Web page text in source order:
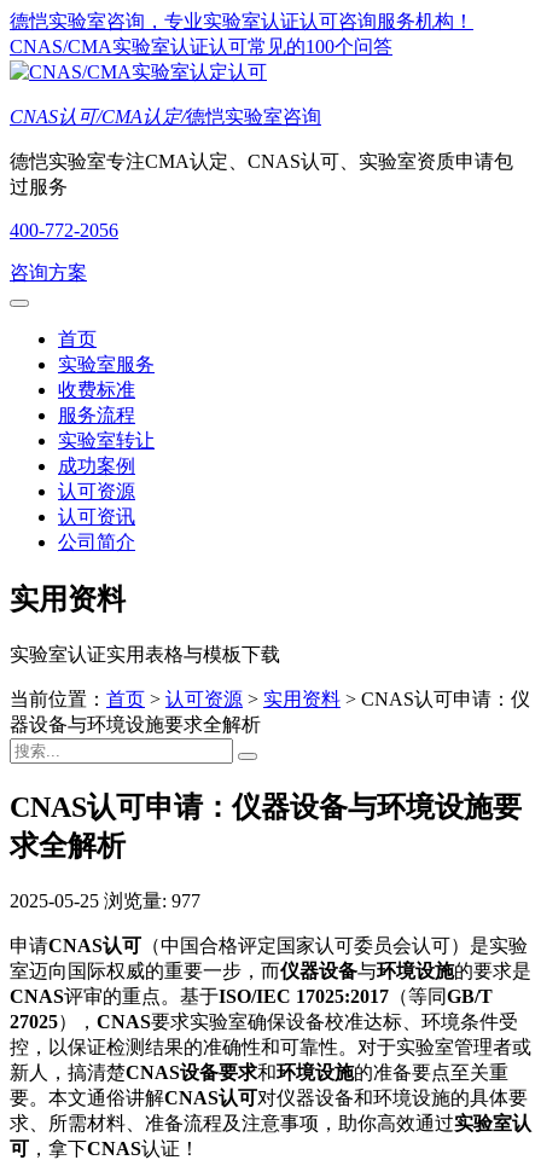
德恺实验室咨询，专业实验室认证认可咨询服务机构！
CNAS/CMA实验室认证认可常见的100个问答
CNAS认可/CMA认定/德恺实验室咨询
德恺实验室专注CMA认定、CNAS认可、实验室资质申请包
过服务
400-772-2056
咨询方案
首页
实验室服务
收费标准
服务流程
实验室转让
成功案例
认可资源
认可资讯
公司简介
实用资料
实验室认证实用表格与模板下载
当前位置： 首页 > 认可资源 > 实用资料 > CNAS认可申请：仪
器设备与环境设施要求全解析
CNAS认可申请：仪器设备与环境设施要
求全解析
2025-05-25 浏览量: 977
申请CNAS认可 （中国合格评定国家认可委员会认可）是实验
室迈向国际权威的重要一步，而仪器设备与环境设施的要求是
CNAS评审的重点。基于ISO/IEC 17025:2017 （等同GB/T
27025）， CNAS要求实验室确保设备校准达标、环境条件受
控，以保证检测结果的准确性和可靠性。对于实验室管理者或
新人，搞清楚CNAS设备要求和环境设施的准备要点至关重
要。本文通俗讲解CNAS认可对仪器设备和环境设施的具体要
求、所需材料、准备流程及注意事项，助你高效通过实验室认
可 ，拿下CNAS认证！